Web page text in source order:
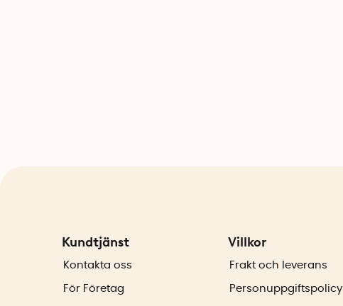
Kundtjänst
Kontakta oss
För Företag
Villkor
Frakt och leverans
Personuppgiftspolicy